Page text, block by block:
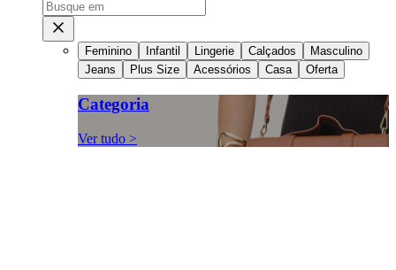
Feminino Infantil Lingerie Calçados
Masculino
Jeans
Plus Size Acessórios Casa Oferta
Categoria
Ver tudo >